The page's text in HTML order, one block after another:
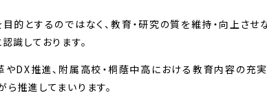
的とするのではなく、教育・研究の質を維持・向上さ
識しております。
DX推進、附属高校・桐蔭中高における教育内容の充
推進してまいります。